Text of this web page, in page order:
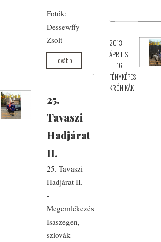
Fotók:
Dessewffy
Zsolt
Tovább
25.
Tavaszi
Hadjárat
II.
25. Tavaszi
Hadjárat II.
-
Megemlékezés
Isaszegen,
szlovák
2013.
ÁPRILIS
16.
FÉNYKÉPES
KRÓNIKÁK